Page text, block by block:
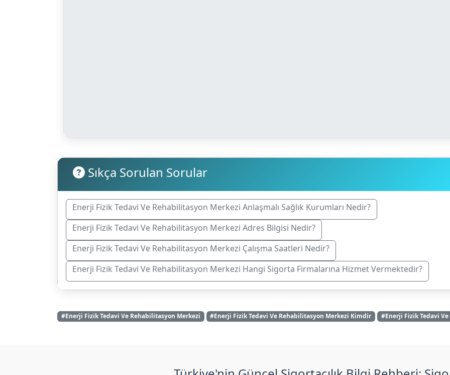
Sıkça Sorulan Sorular
Enerji Fizik Tedavi Ve Rehabilitasyon Merkezi Anlaşmalı Sağlık Kurumları Nedir?
Enerji Fizik Tedavi Ve Rehabilitasyon Merkezi Adres Bilgisi Nedir?
Enerji Fizik Tedavi Ve Rehabilitasyon Merkezi Çalışma Saatleri Nedir?
Enerji Fizik Tedavi Ve Rehabilitasyon Merkezi Hangi Sigorta Firmalarına Hizmet Vermektedir?
#Enerji Fizik Tedavi Ve Rehabilitasyon Merkezi #Enerji Fizik Tedavi Ve Rehabilitasyon Merkezi Kimdir #Enerji Fizik Tedavi